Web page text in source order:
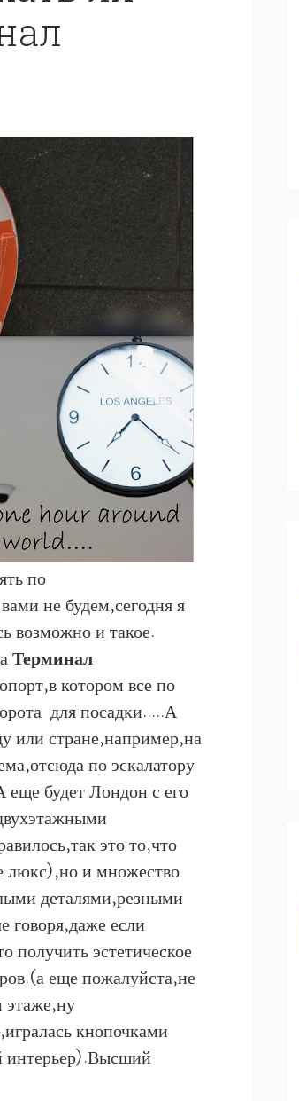
по
не будем,сегодня я
возможно и такое.
Терминал
котором все по
для посадки.....А
или стране,например,на
по эскалатору
будет Лондон с его
это то,что
люкс),но и множество
деталями,резными
если
получить эстетическое
еще пожалуйста,не
этаже,ну
кнопочками
интерьер).Высший